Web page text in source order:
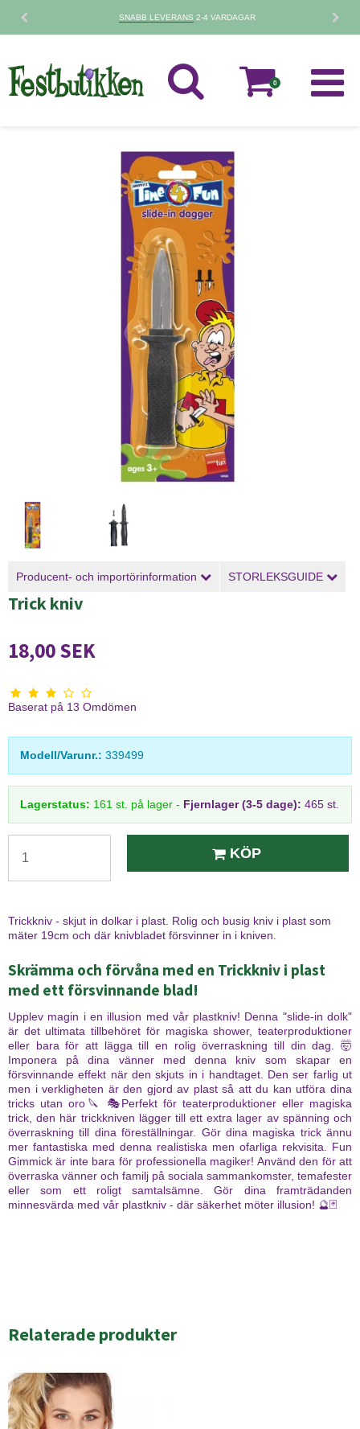
SNABB LEVERANS 2-4 VARDAGAR
0
Producent- och importörinformation STORLEKSGUIDE
Trick kniv
18,00 SEK
Baserat på 13 Omdömen
Modell/Varunr.: 339499
Lagerstatus: 161 st. på lager - Fjernlager (3-5 dage): 465 st.
KÖP
Trickkniv - skjut in dolkar i plast. Rolig och busig kniv i plast som
mäter 19cm och där knivbladet försvinner in i kniven.
Skrämma och förvåna med en Trickkniv i plast
med ett försvinnande blad!
Upplev magin i en illusion med vår plastkniv! Denna "slide-in dolk"
är det ultimata tillbehöret för magiska shower, teaterproduktioner
eller bara för att lägga till en rolig överraskning till din dag. 🤯
Imponera på dina vänner med denna kniv som skapar en
försvinnande effekt när den skjuts in i handtaget. Den ser farlig ut
men i verkligheten är den gjord av plast så att du kan utföra dina
tricks utan oro🔪 🎭Perfekt för teaterproduktioner eller magiska
trick, den här trickkniven lägger till ett extra lager av spänning och
överraskning till dina föreställningar. Gör dina magiska trick ännu
mer fantastiska med denna realistiska men ofarliga rekvisita. Fun
Gimmick är inte bara för professionella magiker! Använd den för att
överraska vänner och familj på sociala sammankomster, temafester
eller som ett roligt samtalsämne. Gör dina framträdanden
minnesvärda med vår plastkniv - där säkerhet möter illusion! 🔮🃏
Relaterade produkter